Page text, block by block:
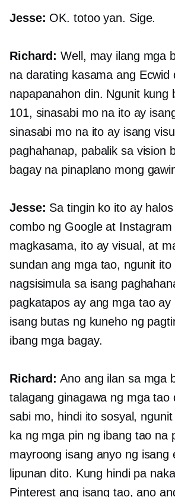
Jesse: OK. totoo yan. Sige.
Richard: Well, may ilang mga
na darating kasama ang Ecwid
napapanahon din. Ngunit kung
101, sinasabi mo na ito ay
sinasabi mo na ito ay isang
paghahanap, pabalik sa vision
bagay na pinaplano mong
Jesse: Sa tingin ko ito ay
combo ng Google at Instagram
magkasama, ito ay visual, at
sundan ang mga tao, ngunit ito
nagsisimula sa isang
pagkatapos ay ang mga tao ay
isang butas ng kuneho ng
ibang mga bagay.
Richard: Ano ang ilan sa mga
talagang ginagawa ng mga tao
sabi mo, hindi ito sosyal,
ka ng mga pin ng ibang tao na
mayroong isang anyo ng isang
lipunan dito. Kung hindi pa
Pinterest ang isang tao, ano